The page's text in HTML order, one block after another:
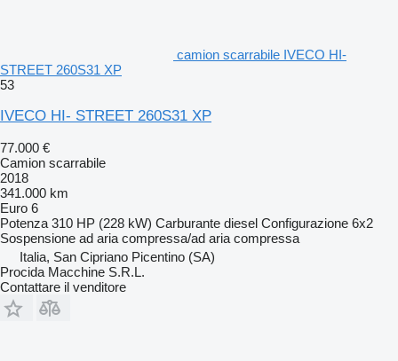
camion scarrabile IVECO HI-
STREET 260S31 XP
53
IVECO HI- STREET 260S31 XP
77.000 €
Camion scarrabile
2018
341.000 km
Euro 6
Potenza 310 HP (228 kW) Carburante diesel Configurazione 6x2
Sospensione ad aria compressa/ad aria compressa
Italia, San Cipriano Picentino (SA)
Procida Macchine S.R.L.
Contattare il venditore